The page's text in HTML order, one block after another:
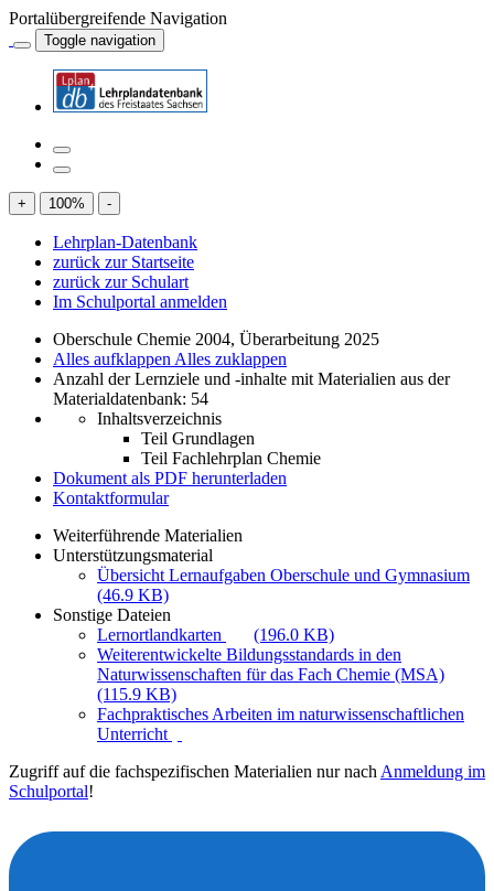
Portalübergreifende Navigation
Toggle navigation
+ 100% -
Lehrplan-Datenbank
zurück zur Startseite
zurück zur Schulart
Im Schulportal anmelden
Oberschule Chemie 2004, Überarbeitung 2025
Alles aufklappen Alles zuklappen
Anzahl der Lernziele und -inhalte mit Materialien aus der
Materialdatenbank: 54
Inhaltsverzeichnis
Teil Grundlagen
Teil Fachlehrplan Chemie
Dokument als PDF herunterladen
Kontaktformular
Weiterführende Materialien
Unterstützungsmaterial
Übersicht Lernaufgaben Oberschule und Gymnasium
(46.9 KB)
Sonstige Dateien
Lernortlandkarten
(196.0 KB)
Weiterentwickelte Bildungsstandards in den
Naturwissenschaften für das Fach Chemie (MSA)
(115.9 KB)
Fachpraktisches Arbeiten im naturwissenschaftlichen
Unterricht
Zugriff auf die fachspezifischen Materialien nur nach Anmeldung im
Schulportal!